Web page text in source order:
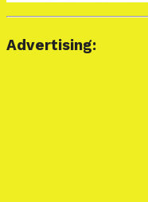
Advertising: